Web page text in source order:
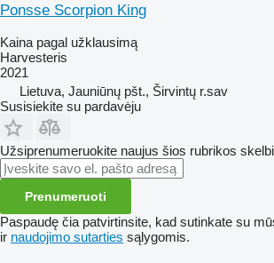
Ponsse Scorpion King
Kaina pagal užklausimą
Harvesteris
2021
Lietuva, Jauniūnų pšt., Širvintų r.sav
Susisiekite su pardavėju
Užsiprenumeruokite naujus šios rubrikos
Prenumeruoti
Paspaudę čia patvirtinsite, kad sutinkate su
ir naudojimo sutarties sąlygomis.